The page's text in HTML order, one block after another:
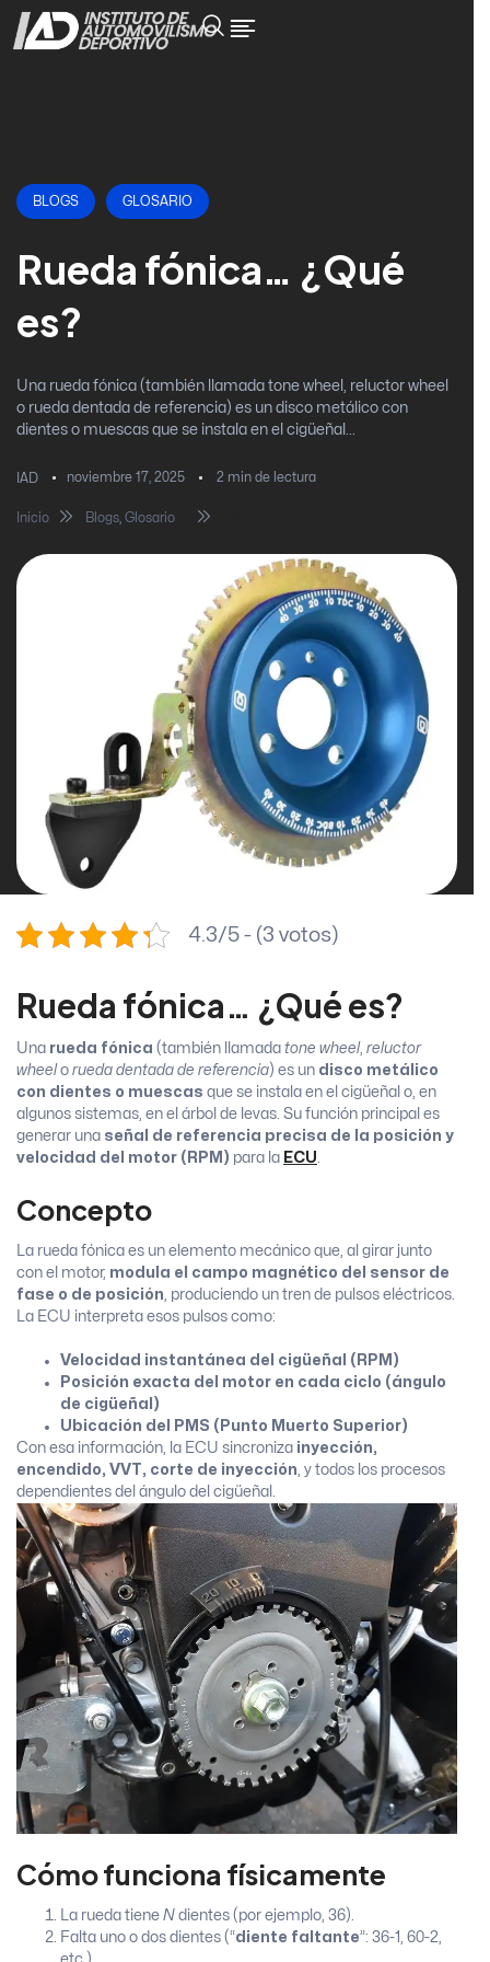
BLOGS GLOSARIO
Rueda fónica… ¿Qué
es?
Una rueda fónica (también llamada tone wheel, reluctor wheel
o rueda dentada de referencia) es un disco metálico con
dientes o muescas que se instala en el cigüeñal...
IAD noviembre 17, 2025 2 min de lectura
Inicio Blogs, Glosario
4.3/5 - (3 votos)
Rueda fónica… ¿Qué es?
Una rueda fónica (también llamada tone wheel reluctor
wheel o rueda dentada de referencia) es un disco metálico
con dientes o muescas que se instala en el cigüeñal o, en
algunos sistemas, en el árbol de levas. Su función principal es
generar una señal de referencia precisa de la posición y
velocidad del motor (RPM) para la ECU
Concepto
La rueda fónica es un elemento mecánico que, al girar junto
con el motor, modula el campo magnético del sensor de
fase o de posición , produciendo un tren de pulsos eléctricos.
La ECU interpreta esos pulsos como:
Velocidad instantánea del cigüeñal (RPM)
Posición exacta del motor en cada ciclo (ángulo
de cigüeñal)
Ubicación del PMS (Punto Muerto Superior)
Con esa información, la ECU sincroniza inyección,
encendido, VVT, corte de inyección , y todos los procesos
dependientes del ángulo del cigüeñal.
Cómo funciona físicamente
La rueda tiene N dientes (por ejemplo, 36).
Falta uno o dos dientes (“diente faltante”: 36-1, 60-2,
etc.).